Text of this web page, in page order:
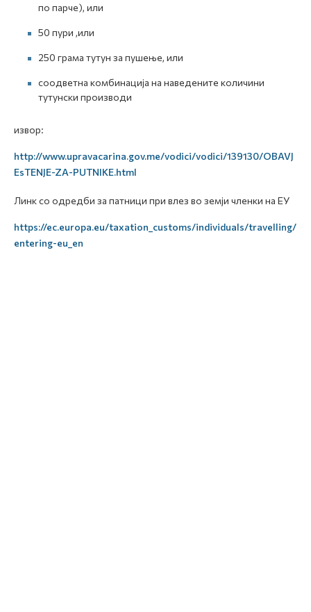
по парче), или
50 пури ,или
250 грама тутун за пушење, или
соодветна комбинација на наведените количини
тутунски производи
извор:
http://www.upravacarina.gov.me/vodici/vodici/139130/OBAVJ
EsTENJE-ZA-PUTNIKE.html
Линк со одредби за патници при влез во земји членки на ЕУ
https://ec.europa.eu/taxation_customs/individuals/travelling/
entering-eu_en